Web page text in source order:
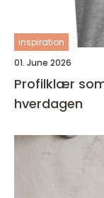
inspiration
01. June 2026
Profilklær
hverdagen